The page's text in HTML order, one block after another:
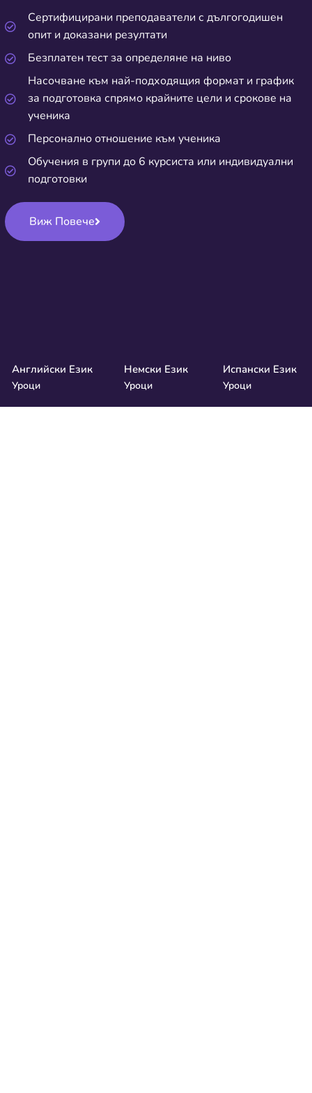
Сертифицирани преподаватели с дългогодишен
опит и доказани резултати
Безплатен тест за определяне на ниво
Насочване към най-подходящия формат и график
за подготовка спрямо крайните цели и срокове на
ученика
Персонално отношение към ученика
Обучения в групи до 6 курсиста или индивидуални
подготовки
Виж Повече
Английски Език
Уроци
Немски Език
Уроци
Испански Език
Уроци